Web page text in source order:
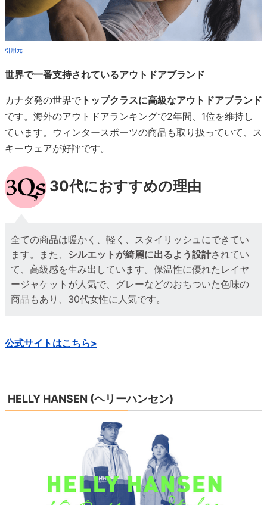
30代におすすめの理由
ます。また、シルエットが綺麗に出るよう設計されてい
て、高級感を生み出しています。保温性に優れたレイヤ
ージャケットが人気で、グレーなどのおちついた色味の
商品もあり、30代女性に人気です。
公式サイトはこちら>
HELLY HANSEN (ヘリーハンセン)
マウンテンパーカーが都会に馴染む
北欧の寒い国で立ち上がったブランドです。海をイメージし
た商品が多く、青色の服が多いです。マリンスポーツの商品